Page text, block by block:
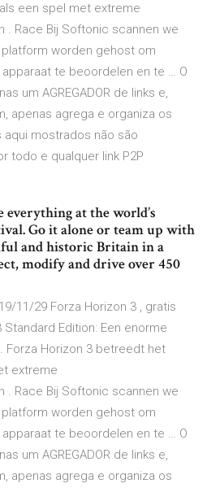
een spel met extreme
. Race Bij Softonic scannen we
worden gehost om
te beoordelen en te … O
um AGREGADOR de links e,
apenas agrega e organiza os
aqui mostrados não são
todo e qualquer link P2P
everything at the world’s
Go it alone or team up with
and historic Britain in a
modify and drive over 450
11/29 Forza Horizon 3 , gratis
Edition: Een enorme
Forza Horizon 3 betreedt het
extreme
. Race Bij Softonic scannen we
worden gehost om
te beoordelen en te … O
um AGREGADOR de links e,
apenas agrega e organiza os